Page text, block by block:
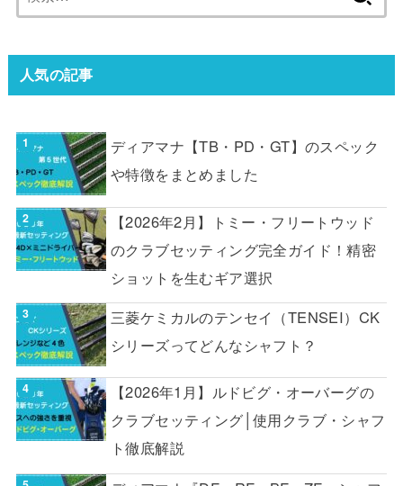
索:
人気の記事
ディアマナ【TB・PD・GT】のスペック
や特徴をまとめました
【2026年2月】トミー・フリートウッド
のクラブセッティング完全ガイド！精密
ショットを生むギア選択
三菱ケミカルのテンセイ（TENSEI）CK
シリーズってどんなシャフト？
【2026年1月】ルドビグ・オーバーグの
クラブセッティング│使用クラブ・シャフ
ト徹底解説